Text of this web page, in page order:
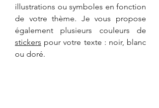
illustrations ou symboles en fonction
de votre thème. Je vous propose
stickers pour votre texte : noir, blanc
ou doré.